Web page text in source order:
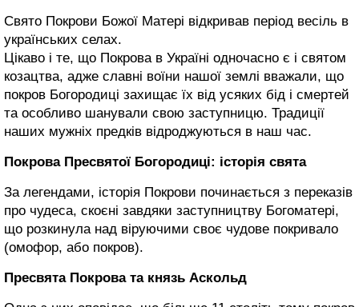
Свято Покрови Божої Матері відкривав період весіль в
українських селах.
Цікаво і те, що Покрова в Україні одночасно є і святом
козацтва, адже славні воїни нашої землі вважали, що
покров Богородиці захищає їх від усяких бід і смертей
та особливо шанували свою заступницю. Традиції
наших мужніх предків відроджуються в наш час.
Покрова Пресвятої Богородиці: історія свята
За легендами, історія Покрови починається з переказів
про чудеса, скоєні завдяки заступництву Богоматері,
що розкинула над віруючими своє чудове покривало
(омофор, або покров).
Пресвята Покрова та князь Аскольд